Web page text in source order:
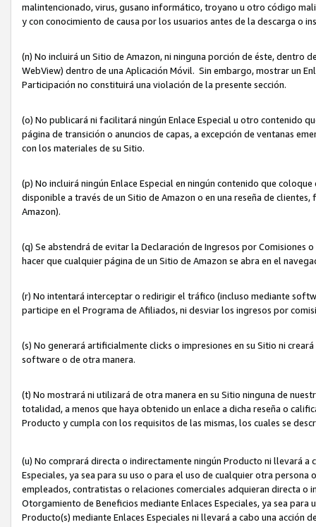
malintencionado, virus, gusano informático, troyano u otro código
y con conocimiento de causa por los usuarios antes de la descarga
(n) No incluirá un Sitio de Amazon, ni ninguna porción de éste,
WebView) dentro de una Aplicación Móvil. Sin embargo, mostrar un
Participación no constituirá una violación de la presente sección.
(o) No publicará ni facilitará ningún Enlace Especial u otro contenido
página de transición o anuncios de capas, a excepción de ventanas
con los materiales de su Sitio.
(p) No incluirá ningún Enlace Especial en ningún contenido que
disponible a través de un Sitio de Amazon o en una reseña de
Amazon).
(q) Se abstendrá de evitar la Declaración de Ingresos por
hacer que cualquier página de un Sitio de Amazon se abra en el
(r) No intentará interceptar o redirigir el tráfico (incluso mediante
participe en el Programa de Afiliados, ni desviar los ingresos por
(s) No generará artificialmente clicks o impresiones en su Sitio ni
software o de otra manera.
(t) No mostrará ni utilizará de otra manera en su Sitio ninguna de
totalidad, a menos que haya obtenido un enlace a dicha reseña o
Producto y cumpla con los requisitos de las mismas, los cuales se
(u) No comprará directa o indirectamente ningún Producto ni llevará a
Especiales, ya sea para su uso o para el uso de cualquier otra
empleados, contratistas o relaciones comerciales adquieran directa o
Otorgamiento de Beneficios mediante Enlaces Especiales, ya sea
Producto(s) mediante Enlaces Especiales ni llevará a cabo una